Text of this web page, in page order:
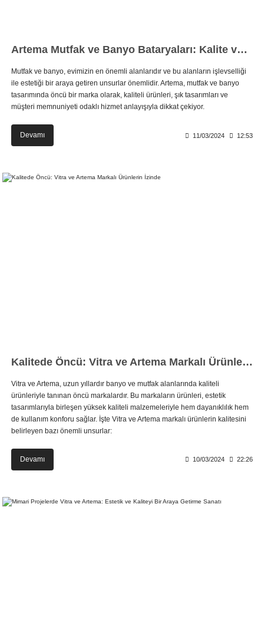
Artema Mutfak ve Banyo Bataryaları: Kalite ve Estetiğin Buluştuğu Nokta
Mutfak ve banyo, evimizin en önemli alanlarıdır ve bu alanların işlevselliği
ile estetiği bir araya getiren unsurlar önemlidir. Artema, mutfak ve banyo
tasarımında öncü bir marka olarak, kaliteli ürünleri, şık tasarımları ve
müşteri memnuniyeti odaklı hizmet anlayışıyla dikkat çekiyor.
Devamı 11/03/2024 12:53
Kalitede Öncü: Vitra ve Artema Markalı Ürünlerin İzinde
Vitra ve Artema, uzun yıllardır banyo ve mutfak alanlarında kaliteli
ürünleriyle tanınan öncü markalardır. Bu markaların ürünleri, estetik
tasarımlarıyla birleşen yüksek kaliteli malzemeleriyle hem dayanıklılık hem
de kullanım konforu sağlar. İşte Vitra ve Artema markalı ürünlerin kalitesini
belirleyen bazı önemli unsurlar:
Devamı 10/03/2024 22:26